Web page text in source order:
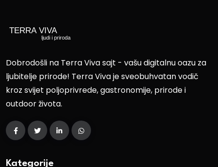
Dobrodošli na Terra Viva sajt - vašu digitalnu oazu za
ljubitelje prirode! Terra Viva je sveobuhvatan vodič
kroz svijet poljoprivrede, gastronomije, prirode i
outdoor života.
Kategorije